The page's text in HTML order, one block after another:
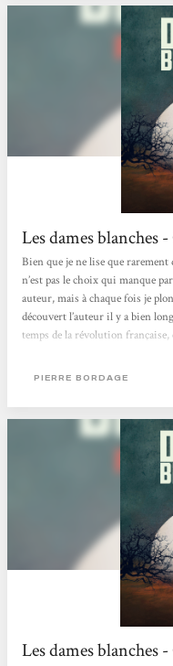
Les dames blanches
Bien que je ne lise que
n’est pas le choix qui manque
auteur, mais à chaque fois je
découvert l’auteur il y a bien
temps de la révolution
jeunes enfants de moins de
PIERRE BORDAGE
Les dames blanches